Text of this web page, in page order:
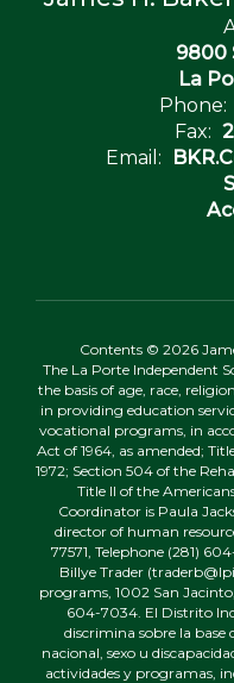
9800
La
Phone:
Fax:
Email:
Contents © 2026
The La Porte Independent
the basis of age, race,
in providing education
vocational programs, in
Act of 1964, as amended;
1972; Section 504 of the
Title II of the
Coordinator is Paula
director of human
77571, Telephone (281)
Billye Trader
programs, 1002 San Jacinto,
604-7034. El Distrito
discrimina sobre la base
nacional, sexo u
actividades y programas,